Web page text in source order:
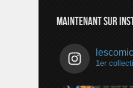
MAINTENANT SUR
1er